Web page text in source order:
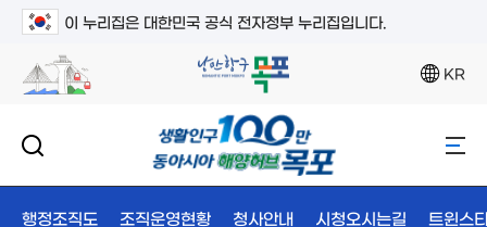
이 누리집은 대한민국 공식 전자정부 누리집입니다.
KR
행정조직도 조직운영현황 청사안내 시청오시는길 트윈스